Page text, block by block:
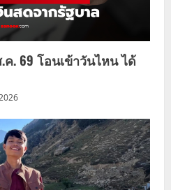
.ค. 69 โอนเข้าวันไหน ได้